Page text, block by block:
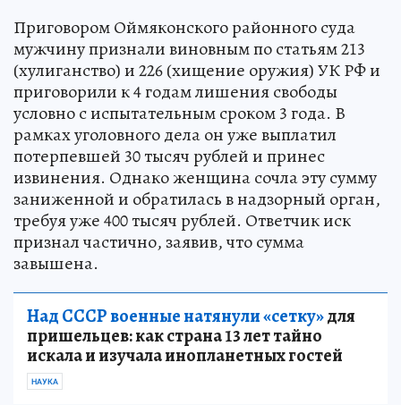
Приговором Оймяконского районного суда
мужчину признали виновным по статьям 213
(хулиганство) и 226 (хищение оружия) УК РФ и
приговорили к 4 годам лишения свободы
условно с испытательным сроком 3 года. В
рамках уголовного дела он уже выплатил
потерпевшей 30 тысяч рублей и принес
извинения. Однако женщина сочла эту сумму
заниженной и обратилась в надзорный орган,
требуя уже 400 тысяч рублей. Ответчик иск
признал частично, заявив, что сумма
завышена.
Над СССР военные натянули «сетку»для
пришельцев: как страна 13 лет тайно
искала и изучала инопланетных гостей
НАУКА